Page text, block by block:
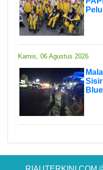
Kamis, 06 Agustus 2026